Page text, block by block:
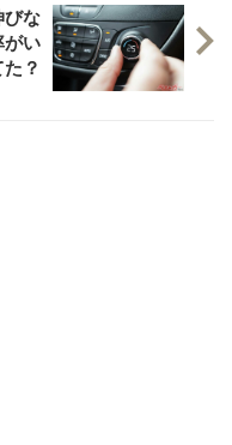
びな
い
？